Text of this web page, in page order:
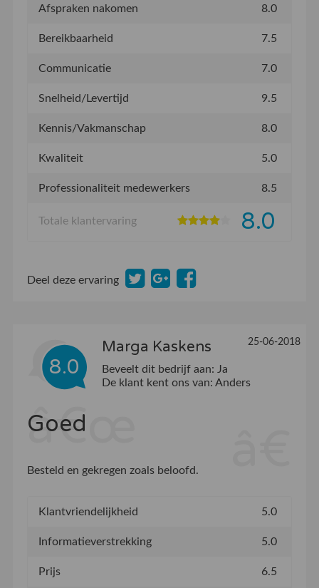
Afspraken nakomen 8.0
Bereikbaarheid 7.5
Communicatie 7.0
Snelheid/Levertijd 9.5
Kennis/Vakmanschap 8.0
Kwaliteit 5.0
Professionaliteit medewerkers 8.5
Totale klantervaring 8.0
Deel deze ervaring
8.0
Marga Kaskens 25-06-2018
Beveelt dit bedrijf aan: Ja
De klant kent ons van: Anders
Goed
Besteld en gekregen zoals beloofd.
Klantvriendelijkheid 5.0
Informatieverstrekking 5.0
Prijs 6.5